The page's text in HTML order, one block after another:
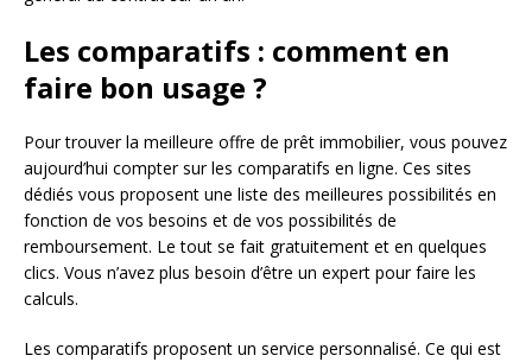
Les comparatifs : comment en
faire bon usage ?
Pour trouver la meilleure offre de prêt immobilier, vous pouvez
aujourd’hui compter sur les comparatifs en ligne. Ces sites
dédiés vous proposent une liste des meilleures possibilités en
fonction de vos besoins et de vos possibilités de
remboursement. Le tout se fait gratuitement et en quelques
clics. Vous n’avez plus besoin d’être un expert pour faire les
calculs.
Les comparatifs proposent un service personnalisé. Ce qui est